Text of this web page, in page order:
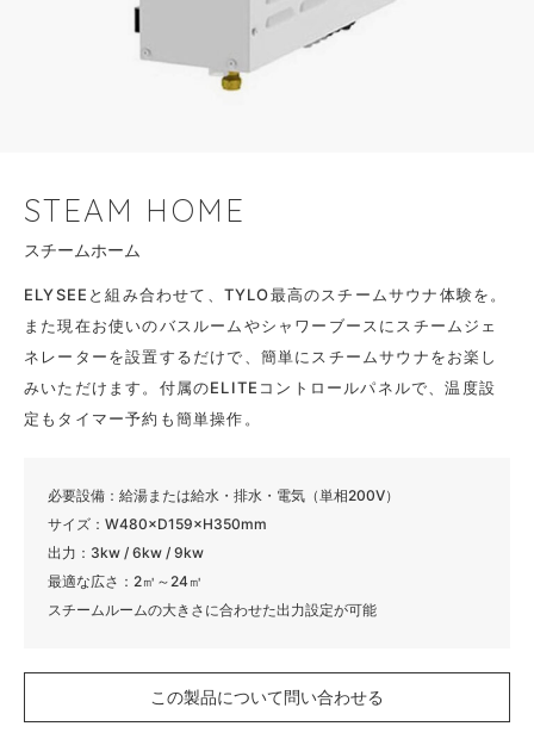
STEAM HOME
スチームホーム
ELYSEEと組み合わせて、TYLO最高のスチームサウナ体験を。
また現在お使いのバスルームやシャワーブースにスチームジェ
ネレーターを設置するだけで、簡単にスチームサウナをお楽し
みいただけます。付属のELITEコントロールパネルで、温度設
定もタイマー予約も簡単操作。
必要設備：給湯または給水・排水・電気（単相200V）
サイズ：W480×D159×H350mm
出力：3kw / 6kw / 9kw
最適な広さ：2㎥～24㎥
スチームルームの大きさに合わせた出力設定が可能
この製品について問い合わせる